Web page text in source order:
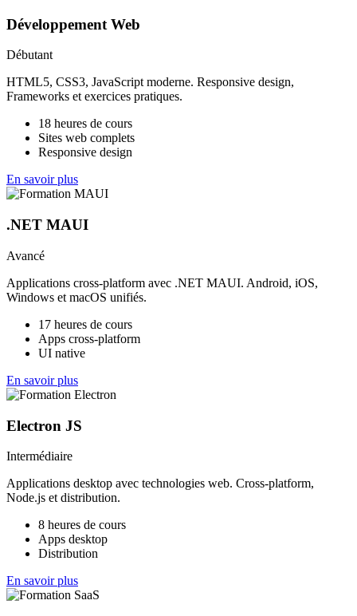
Développement Web
Débutant
HTML5, CSS3, JavaScript moderne. Responsive design,
Frameworks et exercices pratiques.
18 heures de cours
Sites web complets
Responsive design
En savoir plus
.NET MAUI
Avancé
Applications cross-platform avec .NET MAUI. Android, iOS,
Windows et macOS unifiés.
17 heures de cours
Apps cross-platform
UI native
En savoir plus
Electron JS
Intermédiaire
Applications desktop avec technologies web. Cross-platform,
Node.js et distribution.
8 heures de cours
Apps desktop
Distribution
En savoir plus